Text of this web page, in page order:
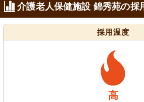
介護老人保健施設 錦秀苑の採
採用温度
高